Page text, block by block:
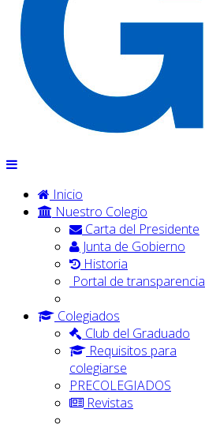
Inicio
Nuestro Colegio
Carta del Presidente
Junta de Gobierno
Historia
Portal de transparencia
Colegiados
Club del Graduado
Requisitos para
colegiarse
PRECOLEGIADOS
Revistas